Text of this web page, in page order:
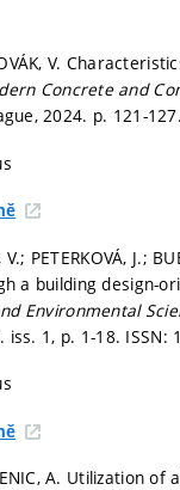
V.
Concrete and
2024. p. 121-127.
PETERKOVÁ, J.;
a building design-
Environmental
iss. 1, p. 1-18. ISSN:
A.